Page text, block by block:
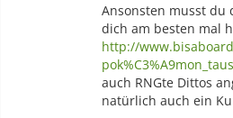
Ansonsten musst du
dich am besten mal
http://
auch RNGte Dittos
natürlich auch ein